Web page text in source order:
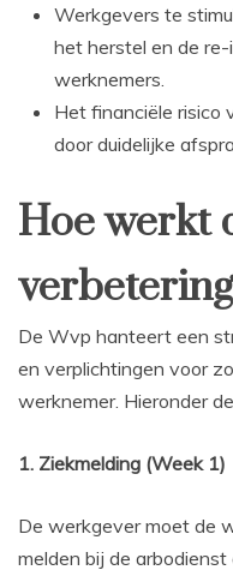
Werkgevers te
het herstel en de
werknemers.
Het financiële risico
door duidelijke
Hoe werkt
De Wvp hanteert een
en verplichtingen voor
werknemer. Hieronder
1. Ziekmelding (Week 1)
De werkgever moet de
melden bij de